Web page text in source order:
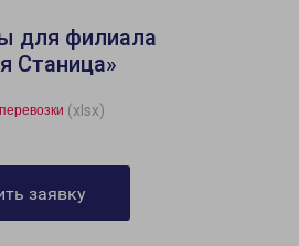
для филиала
Станица»
(xlsx)
заявку